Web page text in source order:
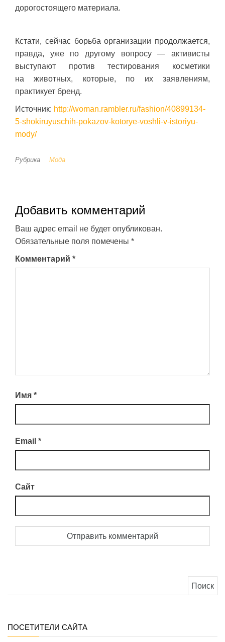
дорогостоящего материала.
Кстати, сейчас борьба организации продолжается,
правда, уже по другому вопросу — активисты
выступают против тестирования косметики
на животных, которые, по их заявлениям,
практикует бренд.
Источник: http://woman.rambler.ru/fashion/40899134-
5-shokiruyuschih-pokazov-kotorye-voshli-v-istoriyu-
mody/
Рубрика Мода
Добавить комментарий
Ваш адрес email не будет опубликован.
Обязательные поля помечены *
Комментарий *
Имя *
Email *
Сайт
ПОСЕТИТЕЛИ САЙТА